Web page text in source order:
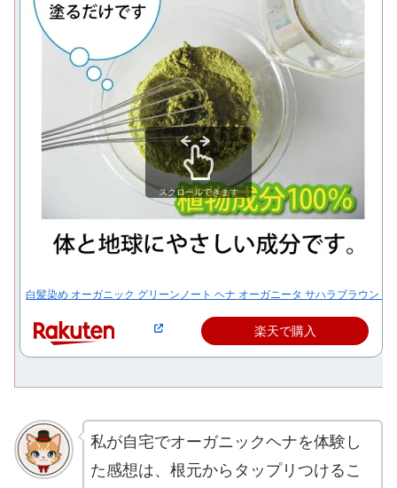
白髪染め オーガニック グリーンノート ヘナ オーガニータ サハラブラウン
楽天で購入
スクロールできます
私が自宅でオーガニックヘナを体験し
た感想は、根元からタップリつけるこ